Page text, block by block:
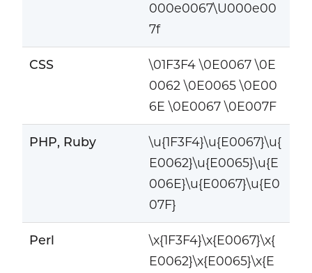
000e0067\U000e00
7f
CSS
\01F3F4 \0E0067 \0E
0062 \0E0065 \0E00
6E \0E0067 \0E007F
PHP, Ruby
\u{1F3F4}\u{E0067}\u{
E0062}\u{E0065}\u{E
006E}\u{E0067}\u{E0
07F}
Perl
\x{1F3F4}\x{E0067}\x{
E0062}\x{E0065}\x{E